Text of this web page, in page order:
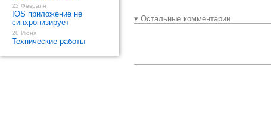
▾ Остальные комментарии
22 Февраля
IOS приложение не
синхронизирует
20 Июня
Технические работы